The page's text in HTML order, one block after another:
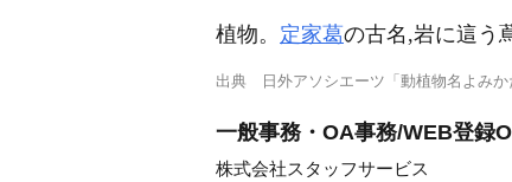
植物。 定家葛の古名,岩に這う
出典 日外アソシエーツ「動植物名よみ
一般事務・OA事務/WEB登録
株式会社スタッフサービス